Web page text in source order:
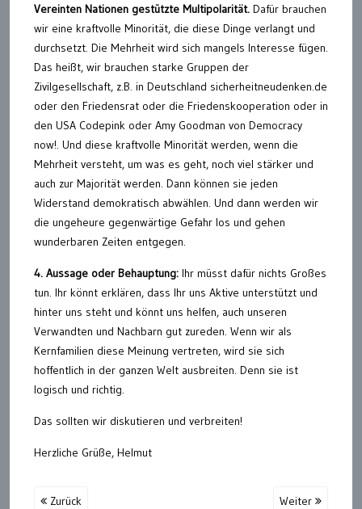
Vereinten Nationen gestützte Multipolarität. Dafür brauchen
wir eine kraftvolle Minorität, die diese Dinge verlangt und
durchsetzt. Die Mehrheit wird sich mangels Interesse fügen.
Das heißt, wir brauchen starke Gruppen der
Zivilgesellschaft, z.B. in Deutschland sicherheitneudenken.de
oder den Friedensrat oder die Friedenskooperation oder in
den USA Codepink oder Amy Goodman von Democracy
now!. Und diese kraftvolle Minorität werden, wenn die
Mehrheit versteht, um was es geht, noch viel stärker und
auch zur Majorität werden. Dann können sie jeden
Widerstand demokratisch abwählen. Und dann werden wir
die ungeheure gegenwärtige Gefahr los und gehen
wunderbaren Zeiten entgegen.
4. Aussage oder Behauptung: Ihr müsst dafür nichts Großes
tun. Ihr könnt erklären, dass Ihr uns Aktive unterstützt und
hinter uns steht und könnt uns helfen, auch unseren
Verwandten und Nachbarn gut zureden. Wenn wir als
Kernfamilien diese Meinung vertreten, wird sie sich
hoffentlich in der ganzen Welt ausbreiten. Denn sie ist
logisch und richtig.
Das sollten wir diskutieren und verbreiten!
Herzliche Grüße, Helmut
Zurück Weiter